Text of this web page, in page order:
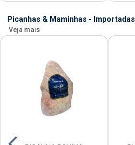
Picanhas & Maminhas - Importadas
Veja mais